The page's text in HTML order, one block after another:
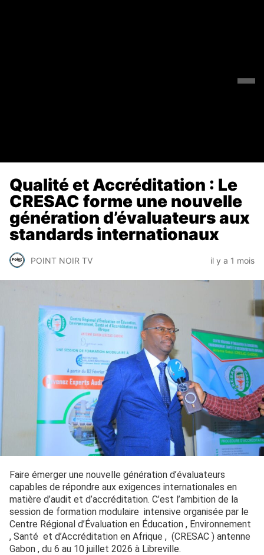
Qualité et Accréditation : Le
CRESAC forme une nouvelle
génération d’évaluateurs aux
standards internationaux
POINT NOIR TV il y a 1 mois
Faire émerger une nouvelle génération d’évaluateurs
capables de répondre aux exigences internationales en
matière d’audit et d’accréditation. C’est l’ambition de la
session de formation modulaire intensive organisée par le
Centre Régional d’Évaluation en Éducation , Environnement
, Santé et d’Accréditation en Afrique , (CRESAC ) antenne
Gabon , du 6 au 10 juillet 2026 à Libreville.